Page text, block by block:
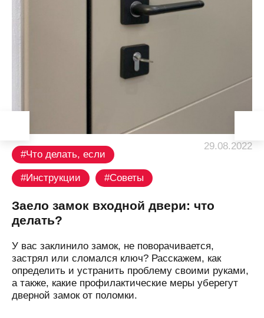
Что делать, если
Инструкции
Советы
29.08.2022
Заело замок входной двери: что
делать?
У вас заклинило замок, не поворачивается,
застрял или сломался ключ? Расскажем, как
определить и устранить проблему своими руками,
а также, какие профилактические меры уберегут
дверной замок от поломки.